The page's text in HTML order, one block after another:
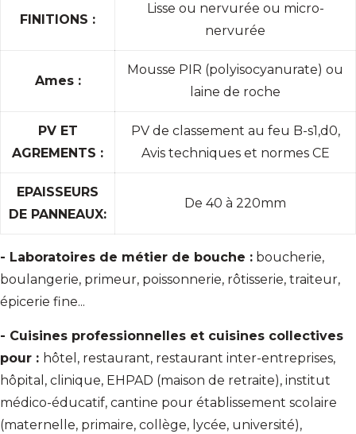
FINITIONS :
Lisse ou nervurée ou micro-
nervurée
Ames :
Mousse PIR (polyisocyanurate) ou
laine de roche
PV ET
AGREMENTS :
PV de classement au feu B-s1,d0,
Avis techniques et normes CE
EPAISSEURS
DE PANNEAUX:
De 40 à 220mm
- Laboratoires de métier de bouche : boucherie,
boulangerie, primeur, poissonnerie, rôtisserie, traiteur,
épicerie fine...
- Cuisines professionnelles et cuisines collectives
pour : hôtel, restaurant, restaurant inter-entreprises,
hôpital, clinique, EHPAD (maison de retraite), institut
médico-éducatif, cantine pour établissement scolaire
(maternelle, primaire, collège, lycée, université),